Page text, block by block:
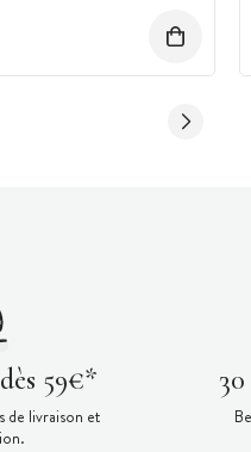
59€*
de livraison et